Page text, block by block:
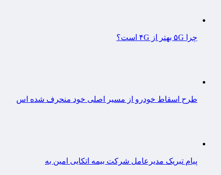
چرا ۵G بهتر از ۴G است؟
طرح اسقاط خودرو از مسیر اصلی خود منحرف شده اس
پیام تبریک مدیرعامل شرکت بیمه اتکایی امین به